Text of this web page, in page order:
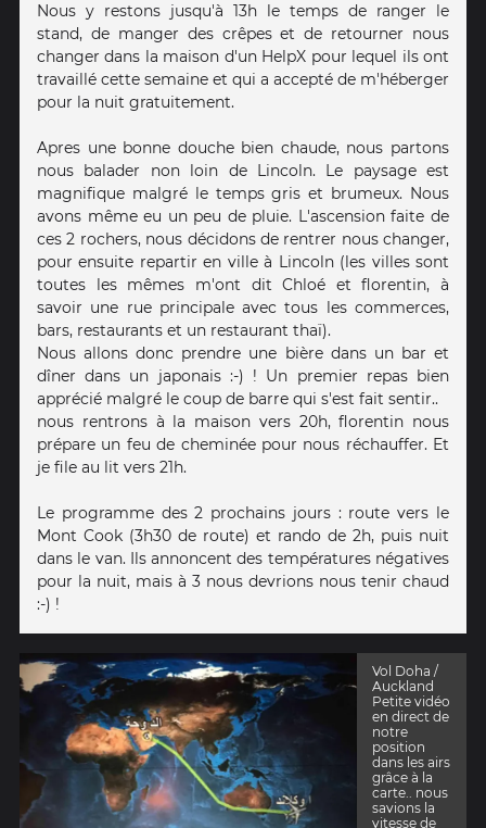
Nous y restons jusqu'à 13h le temps de ranger le
stand, de manger des crêpes et de retourner nous
changer dans la maison d'un HelpX pour lequel ils ont
travaillé cette semaine et qui a accepté de m'héberger
pour la nuit gratuitement.
Apres une bonne douche bien chaude, nous partons
nous balader non loin de Lincoln. Le paysage est
magnifique malgré le temps gris et brumeux. Nous
avons même eu un peu de pluie. L'ascension faite de
ces 2 rochers, nous décidons de rentrer nous changer,
pour ensuite repartir en ville à Lincoln (les villes sont
toutes les mêmes m'ont dit Chloé et florentin, à
savoir une rue principale avec tous les commerces,
bars, restaurants et un restaurant thaï).
Nous allons donc prendre une bière dans un bar et
dîner dans un japonais :-) ! Un premier repas bien
apprécié malgré le coup de barre qui s'est fait sentir..
nous rentrons à la maison vers 20h, florentin nous
prépare un feu de cheminée pour nous réchauffer. Et
je file au lit vers 21h.
Le programme des 2 prochains jours : route vers le
Mont Cook (3h30 de route) et rando de 2h, puis nuit
dans le van. Ils annoncent des températures négatives
pour la nuit, mais à 3 nous devrions nous tenir chaud
:-) !
Vol Doha /
Auckland
Petite vidéo
en direct de
notre
position
dans les airs
grâce à la
carte.. nous
savions la
vitesse de